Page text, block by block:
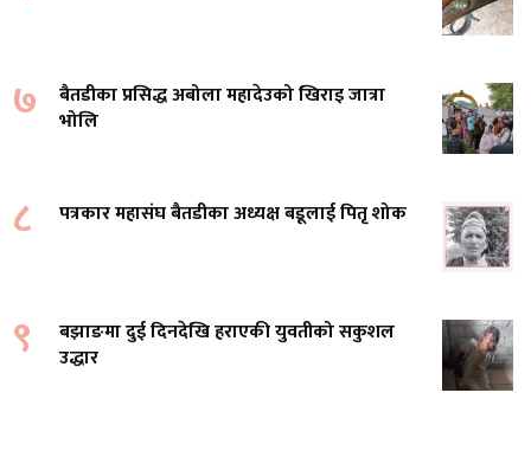
७
बैतडीका प्रसिद्ध अबोला महादेउको खिराइ जात्रा
भोलि
८ पत्रकार महासंघ बैतडीका अध्यक्ष बडूलाई पितृ शोक
९
बझाङमा दुई दिनदेखि हराएकी युवतीको सकुशल
उद्धार